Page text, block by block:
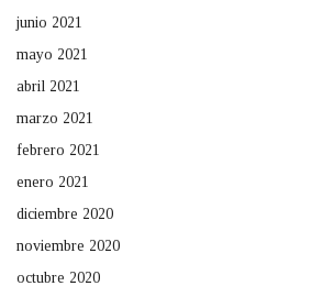
junio 2021
mayo 2021
abril 2021
marzo 2021
febrero 2021
enero 2021
diciembre 2020
noviembre 2020
octubre 2020